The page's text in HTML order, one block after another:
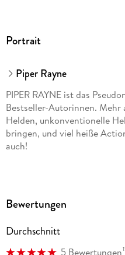
Portrait
Piper Rayne
PIPER RAYNE ist das
Bestseller-Autorinnen. Mehr
Helden, unkonventionelle
bringen, und viel heiße
auch!
Bewertungen
Durchschnitt
5 Bewertungen